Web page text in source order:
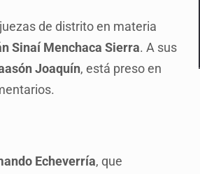
de distrito en materia
Sinaí Menchaca Sierra. A sus
Joaquín, está preso en
Echeverría, que